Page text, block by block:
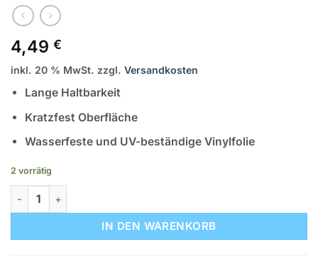
4,49 €
inkl. 20 % MwSt. zzgl. Versandkosten
Lange Haltbarkeit
Kratzfest Oberfläche
Wasserfeste und UV-beständige Vinylfolie
2 vorrätig
Dexcom G7 Stickerset - 3er Set "Floral" Menge
IN DEN WARENKORB